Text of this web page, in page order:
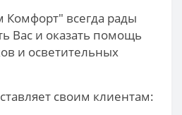
всегда рады
Вас и оказать помощь
и осветительных
своим клиентам: